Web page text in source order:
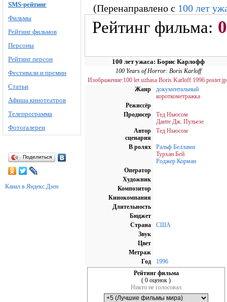
SMS-рейтинг
Фильмы
Рейтинг фильмов
Персоны
Рейтинг персон
Фестивали и премии
Статьи
Афиша кинотеатров
Телепрограмма
Фотогалереи
Поделиться
Канал в Яндекс.Дзен
(Перенаправлено с 100 лет
Рейтинг фильма: 0
100 лет ужаса: Борис Карлофф
100 Years of Horror: Boris Karloff
Изображение:100 let uzhasa Boris Karloff 1996
Жанр
документальный
короткометражка
Режиссёр
Продюсер
Тед Ньюсом
Данте Дж. Пульезе
Автор
сценария
Тед Ньюсом
В ролях
Ральф Беллами
Турхан Бей
Роджер Корман
Оператор
Художник
Композитор
Кинокомпания
Длительность
Бюджет
Страна
США
Звук
Цвет
Метраж
Год
1996
Рейтинг фильма
( 0 оценок )
Никто не голосовал